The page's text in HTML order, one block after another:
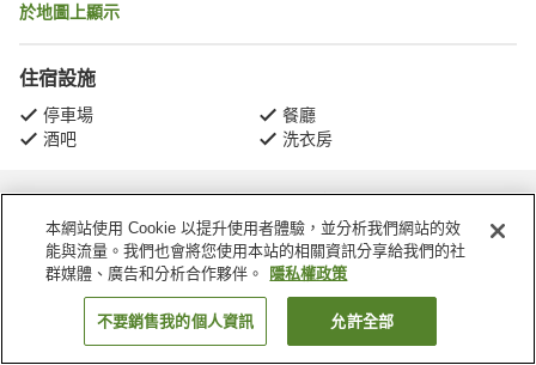
於地圖上顯示
住宿設施
停車場
餐廳
酒吧
洗衣房
首頁 美國 阿拉斯加 安克雷奇 安克雷奇希爾頓花園飯店
找客房
本網站使用 Cookie 以提升使用者體驗，並分析我們網站的效
能與流量。我們也會將您使用本站的相關資訊分享給我們的社
群媒體、廣告和分析合作夥伴。
隱私權政策
不要銷售我的個人資訊 允許全部